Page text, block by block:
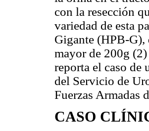
con la resección
variedad de esta
Gigante (HPB-G),
mayor de 200g
reporta el caso de
del Servicio de
Fuerzas Armadas
CASO